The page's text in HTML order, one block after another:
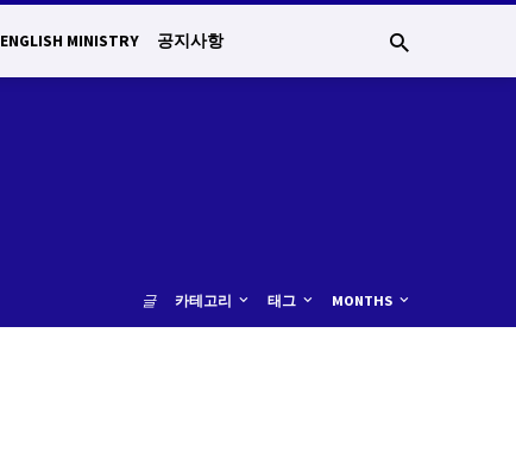
ENGLISH MINISTRY 공지사항
글 카테고리 태그 MONTHS